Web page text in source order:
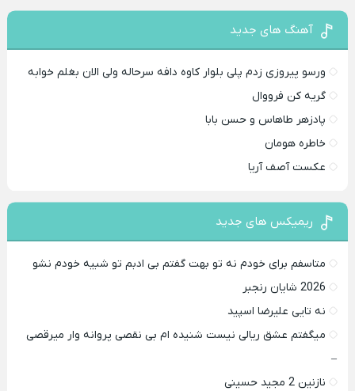
آهنگ های جدید
ورسو پیروزی زدم پلی بلوار کاوه دافه سرحاله ولی الان بغلم خوابه ‌
گریه کن فرووال
پادزهر طاهاس و حسن بابا
خاطره هومان
عکست آصف آریا
ریمیکس های جدید
متاسفم برای خودم نه تو بهت گفتم بی ادبم تو شبیه خودم نشو ‌ ‌
2026 شایان رنجبر
نه تایی علیرضا اسپید
میگفتم عشق ریالی نیست شنیده ام بی نقصی پروانه وار میرقصی
–
نازنین 2 مجید حسینی